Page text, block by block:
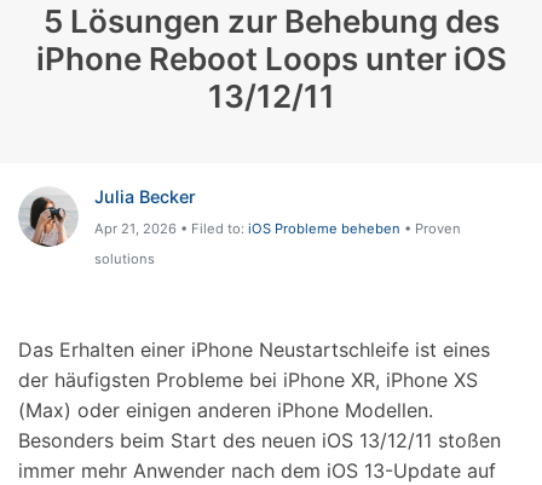
5 Lösungen zur Behebung des
iPhone Reboot Loops unter iOS
13/12/11
Julia Becker
Apr 21, 2026 • Filed to: iOS Probleme beheben • Proven
solutions
Das Erhalten einer iPhone Neustartschleife ist eines
der häufigsten Probleme bei iPhone XR, iPhone XS
(Max) oder einigen anderen iPhone Modellen.
Besonders beim Start des neuen iOS 13/12/11 stoßen
immer mehr Anwender nach dem iOS 13-Update auf